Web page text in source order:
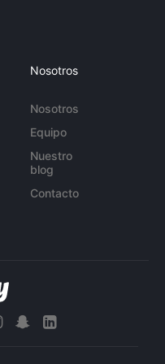
Nosotros
Nosotros
Equipo
Nuestro
blog
Contacto